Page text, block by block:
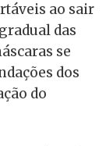
ao sair
das
se
dos
do